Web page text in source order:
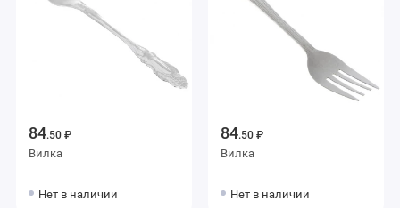
84.50 ₽
Вилка
Нет в наличии
84.50 ₽
Вилка
Нет в наличии